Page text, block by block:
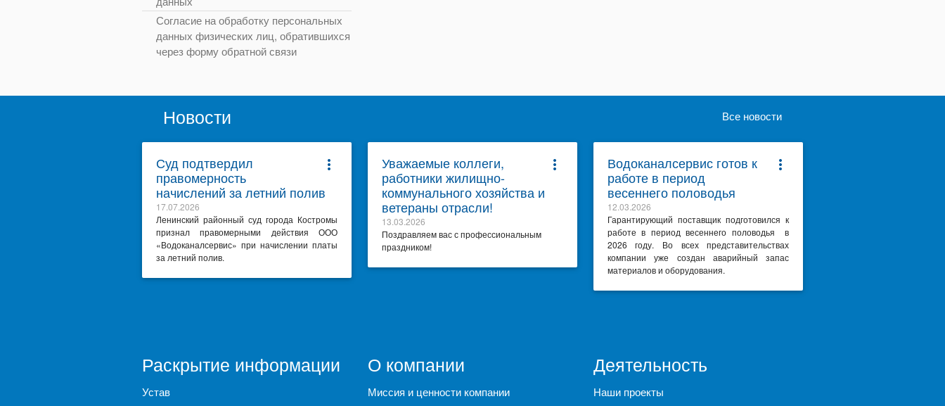
Согласие на обработку персональных
данных физических лиц, обратившихся
через форму обратной связи
Новости Все новости
more_vert
Суд подтвердил
правомерность
начислений за летний полив
17.07.2026
Ленинский районный суд города Костромы
признал правомерными действия ООО
«Водоканалсервис» при начислении платы
за летний полив.
more_vert
Уважаемые коллеги,
работники жилищно-
коммунального хозяйства и
ветераны отрасли!
13.03.2026
Поздравляем вас с профессиональным
праздником!
more_vert
Водоканалсервис готов к
работе в период
весеннего половодья
12.03.2026
Гарантирующий поставщик подготовился к
работе в период весеннего половодья в
2026 году. Во всех представительствах
компании уже создан аварийный запас
материалов и оборудования.
Раскрытие информации
Устав
О компании
Миссия и ценности компании
Деятельность
Наши проекты